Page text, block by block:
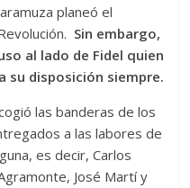
planeó el
Sin embargo,
al lado de Fidel quien
su disposición siempre.
las banderas de los
a las labores de
es decir, Carlos
José Martí y